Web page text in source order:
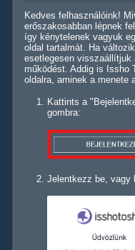
Kedves felhasználóink!
erőszakosabban lépnek
így kénytelenek vagyuk
oldal tartalmát. Ha
esetlegesen visszaállítjuk
működést. Addig is Issho
oldalra, aminek a menete
Kattints a
gombra:
Jelentkezz be, vagy